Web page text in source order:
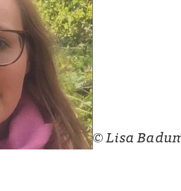
© Lisa